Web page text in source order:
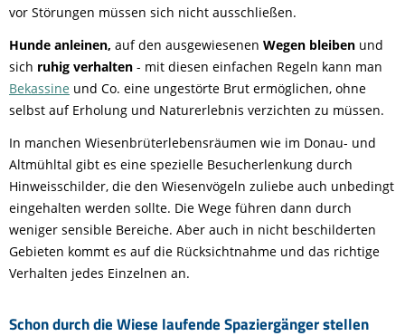
vor Störungen müssen sich nicht ausschließen.
Hunde anleinen, auf den ausgewiesenen Wegen bleiben und
sich ruhig verhalten - mit diesen einfachen Regeln kann man
Bekassine und Co. eine ungestörte Brut ermöglichen, ohne
selbst auf Erholung und Naturerlebnis verzichten zu müssen.
In manchen Wiesenbrüterlebensräumen wie im Donau- und
Altmühltal gibt es eine spezielle Besucherlenkung durch
Hinweisschilder, die den Wiesenvögeln zuliebe auch unbedingt
eingehalten werden sollte. Die Wege führen dann durch
weniger sensible Bereiche. Aber auch in nicht beschilderten
Gebieten kommt es auf die Rücksichtnahme und das richtige
Verhalten jedes Einzelnen an.
Schon durch die Wiese laufende Spaziergänger stellen